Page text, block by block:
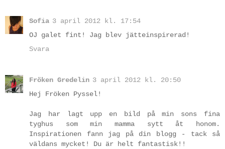
Sofia 3 april 2012 kl. 17:54
OJ galet fint! Jag blev jätteinspirerad!
Svara
Fröken Gredelin 3 april 2012 kl. 20:50
Hej Fröken Pyssel!
Jag har lagt upp en bild på min sons fina
tyghus som min mamma sytt åt honom.
Inspirationen fann jag på din blogg - tack så
väldans mycket! Du är helt fantastisk!!